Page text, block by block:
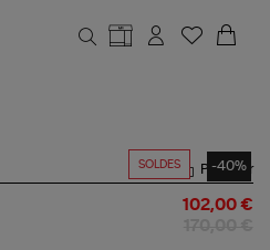
SOLDES -40%
Partager
102,00 €